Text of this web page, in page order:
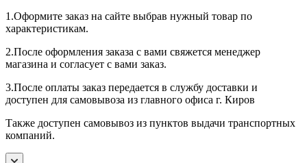
1.Оформите заказ на сайте выбрав нужный товар по
характеристикам.
2.После оформления заказа с вами свяжется менеджер
магазина и согласует с вами заказ.
3.После оплаты заказ передается в службу доставки и
доступен для самовывоза из главного офиса г. Киров
Также доступен самовывоз из пунктов выдачи транспортных
компаний.